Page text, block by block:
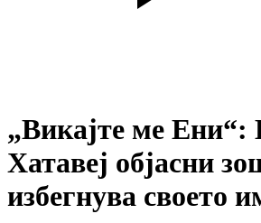
„Викајте ме Ени“:
Хатавеј објасни
избегнува своето